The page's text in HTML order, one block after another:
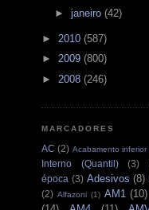
► janeiro (42)
► 2010 (587)
► 2009 (800)
► 2008 (246)
MARCADORES
AC (2) Acabamento inferior
Interno (Quantil)
(3)
época (3) Adesivos (8)
(2) Alfazoni (1) AM1 (10)